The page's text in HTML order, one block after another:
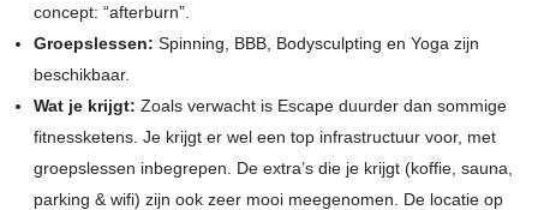
concept: “afterburn”.
Groepslessen: Spinning, BBB, Bodysculpting en Yoga zijn
beschikbaar.
Wat je krijgt: Zoals verwacht is Escape duurder dan sommige
fitnessketens. Je krijgt er wel een top infrastructuur voor, met
groepslessen inbegrepen. De extra’s die je krijgt (koffie, sauna,
parking & wifi) zijn ook zeer mooi meegenomen. De locatie op